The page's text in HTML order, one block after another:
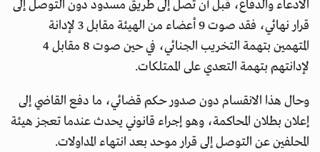
الادعاء والدفاع، قبل أن تصل إلى طريق مسدود دون التوصل إلى
قرار نهائي، فقد صوت 9 أعضاء من الهيئة مقابل 3 لإدانة
المتهمين بتهمة التخريب الجنائي، في حين صوت 8 مقابل 4
لإدانتهم بتهمة التعدي على الممتلكات.
وحال هذا الانقسام دون صدور حكم قضائي، ما دفع القاضي إلى
إعلان بطلان المحاكمة، وهو إجراء قانوني يحدث عندما تعجز هيئة
المحلفين عن التوصل إلى قرار موحد بعد انتهاء المداولات.